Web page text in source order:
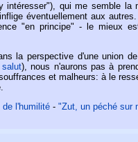
intéresser"), qui me semble la
éventuellement aux
"en principe" - le mieux
la perspective d'une union
), nous n'aurons pas à
et malheurs: à le
de l'humilité - "Zut, un péché sur